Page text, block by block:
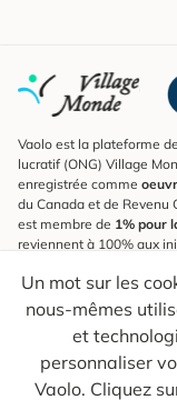
Un mot sur les
nous-mêmes
et
personnaliser
Vaolo. Cliquez
Vaolo est la plateforme
lucratif (ONG) Village
enregistrée comme
du Canada et de Revenu
est membre de 1% pour
reviennent à 100% aux
S'inscrire à l'infolettre
Pour connaître les
astuces pour des
Ton courriel